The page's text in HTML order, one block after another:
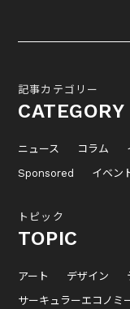
記事カテゴリー
CATEGORY
ニュース コラム
Sponsored
イベン
トピック
TOPIC
アート デザイン
サーキュラーエコノミ